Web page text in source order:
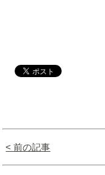
< 前の記事